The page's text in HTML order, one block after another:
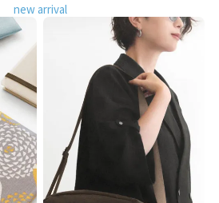
new arrival